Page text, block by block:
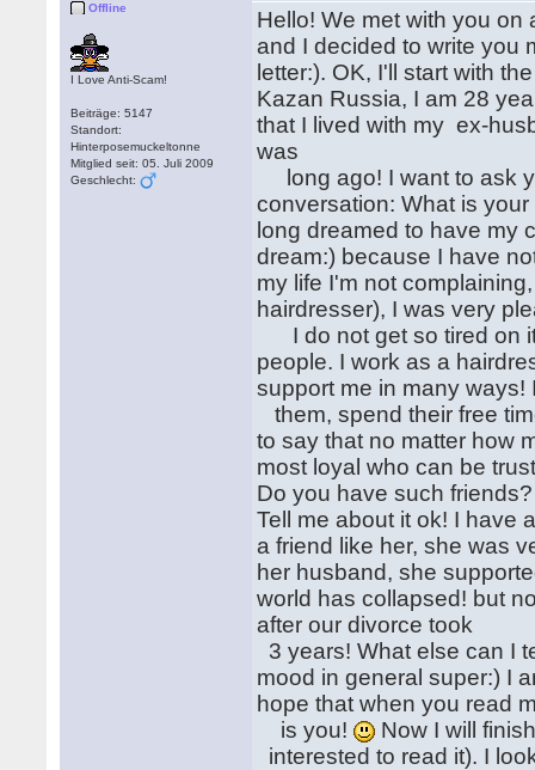
Offline
I Love Anti-Scam!
Beiträge: 5147
Standort:
Hinterposemuckeltonne
Mitglied seit: 05. Juli 2009
Geschlecht:
Hello! We met with you on
and I decided to write you
letter:). OK, I'll start with
Kazan Russia, I am 28
that I lived with my ex-
was
long ago! I want to ask
conversation: What is
long dreamed to have my
dream:) because I have
my life I'm not
hairdresser), I was very
I do not get so tired on
people. I work as a
support me in many ways!
them, spend their free
to say that no matter how
most loyal who can be
Do you have such friends?
Tell me about it ok! I have
a friend like her, she was
her husband, she
world has collapsed! but
after our divorce took
3 years! What else can I
mood in general super:) I
hope that when you read
is you!
Now I will
interested to read it). I